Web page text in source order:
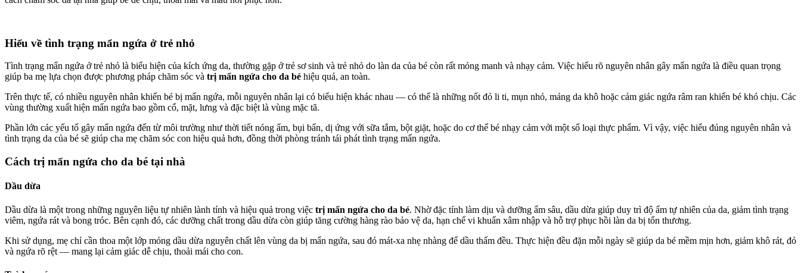
Hiểu về tình trạng mẩn ngứa ở trẻ nhỏ
Tình trạng mẩn ngứa ở trẻ nhỏ là biểu hiện của kích ứng da, thường gặp ở trẻ sơ sinh và trẻ nhỏ do làn da của bé còn rất mỏng manh và nhạy cảm. Việc hiểu rõ nguyên nhân gây mẩn ngứa là điều quan trọng
giúp ba mẹ lựa chọn được phương pháp chăm sóc và trị mẩn ngứa cho da bé hiệu quả, an toàn.
Trên thực tế, có nhiều nguyên nhân khiến bé bị mẩn ngứa, mỗi nguyên nhân lại có biểu hiện khác nhau — có thể là những nốt đỏ li ti, mụn nhỏ, mảng da khô hoặc cảm giác ngứa râm ran khiến bé khó chịu. Các
vùng thường xuất hiện mẩn ngứa bao gồm cổ, mặt, lưng và đặc biệt là vùng mặc tã.
Phần lớn các yếu tố gây mẩn ngứa đến từ môi trường như thời tiết nóng ẩm, bụi bẩn, dị ứng với sữa tắm, bột giặt, hoặc do cơ thể bé nhạy cảm với một số loại thực phẩm. Vì vậy, việc hiểu đúng nguyên nhân và
tình trạng da của bé sẽ giúp cha mẹ chăm sóc con hiệu quả hơn, đồng thời phòng tránh tái phát tình trạng mẩn ngứa.
Cách trị mẩn ngứa cho da bé tại nhà
Dầu dừa
Dầu dừa là một trong những nguyên liệu tự nhiên lành tính và hiệu quả trong việc trị mẩn ngứa cho da bé. Nhờ đặc tính làm dịu và dưỡng ẩm sâu, dầu dừa giúp duy trì độ ẩm tự nhiên của da, giảm tình trạng
viêm, ngứa rát và bong tróc. Bên cạnh đó, các dưỡng chất trong dầu dừa còn giúp tăng cường hàng rào bảo vệ da, hạn chế vi khuẩn xâm nhập và hỗ trợ phục hồi làn da bị tổn thương.
Khi sử dụng, mẹ chỉ cần thoa một lớp mỏng dầu dừa nguyên chất lên vùng da bị mẩn ngứa, sau đó mát-xa nhẹ nhàng để dầu thấm đều. Thực hiện đều đặn mỗi ngày sẽ giúp da bé mềm mịn hơn, giảm khô rát, đỏ
và ngứa rõ rệt — mang lại cảm giác dễ chịu, thoải mái cho con.